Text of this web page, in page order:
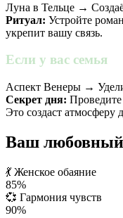
Луна в Тельце →
Ритуал: Устройте
укрепит вашу связь.
Если у вас семья
Аспект Венеры →
Секрет дня:
Это создаст атмосферу
Ваш любовный
💃 Женское обаяние
85%
💞 Гармония чувств
90%